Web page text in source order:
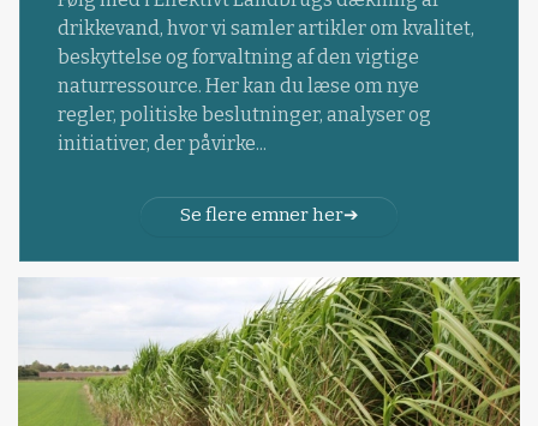
drikkevand, hvor vi samler artikler om kvalitet,
beskyttelse og forvaltning af den vigtige
naturressource. Her kan du læse om nye
regler, politiske beslutninger, analyser og
initiativer, der påvirke...
Se flere emner her